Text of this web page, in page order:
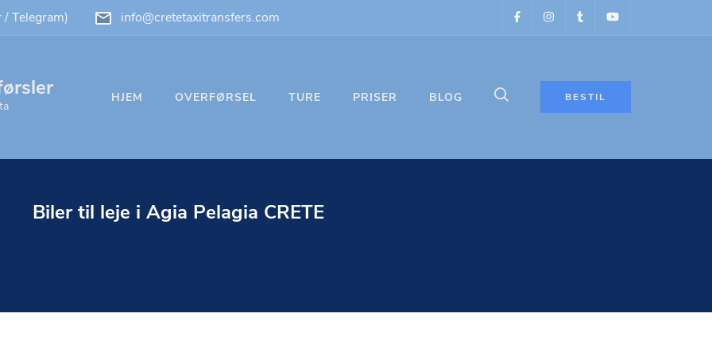
Telegram) info@cretetaxitransfers.com
HJEM OVERFØRSEL TURE PRISER BLOG BESTIL
Biler til leje i Agia Pelagia CRETE